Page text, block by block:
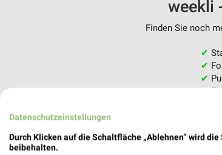
weekli
Finden Sie noch
✔
✔
✔
✔
Datenschutzeinstellungen
Durch Klicken auf die Schaltfläche „Ablehnen“ wird
beibehalten.